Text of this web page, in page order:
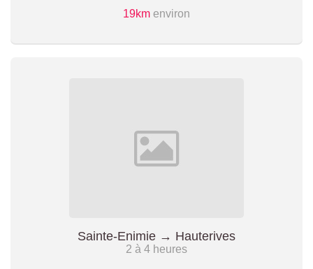
19km environ
Sainte-Enimie → Hauterives
2 à 4 heures